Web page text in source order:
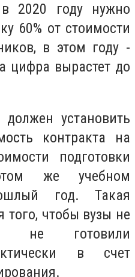
2020 году нужно
60% от стоимости
в этом году -
цифра вырастет до
установить
контракта на
подготовки
же учебном
год. Такая
того, чтобы вузы не
не готовили
в счет